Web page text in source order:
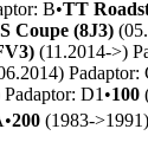
B•TT
Coupe (8J3)
(11.2014->) P
Padaptor:
Padaptor: D1 •100
•200 (1983-